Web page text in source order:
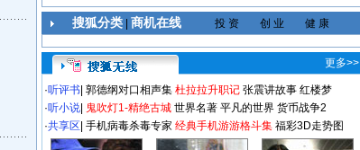
搜狐分类| 商机在线 投 资 创 业 健 康
更多>>
·听评书 郭德纲对口相声集 杜拉拉升职记 张震讲故事 红楼梦
·听小说 鬼吹灯1-精绝古城 世界名著 平凡的世界 货币战争2
·共享区 手机病毒杀毒专家 经典手机游游格斗集 福彩3D走势图